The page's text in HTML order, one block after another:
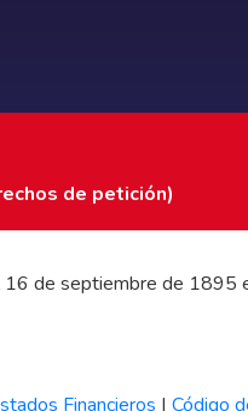
de petición)
16 de septiembre de
Financieros | Código